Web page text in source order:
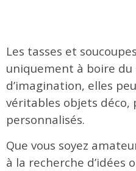
Les tasses et
uniquement à boire du
d’imagination, elles
véritables objets déco,
personnalisés.
Que vous soyez
à la recherche d’idées